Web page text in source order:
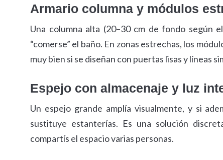
Armario columna y módulos
Una columna alta (20–30 cm de fondo según
“comerse” el baño. En zonas estrechas, los
muy bien si se diseñan con puertas lisas y líneas
Espejo con almacenaje y luz
Un espejo grande amplía visualmente, y si
sustituye estanterías. Es una solución
compartís el espacio varias personas.